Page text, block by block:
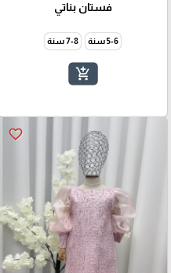
فستان بناتي
5-6 سنة 7-8 سنة
add_shopping_cart
favorite_border